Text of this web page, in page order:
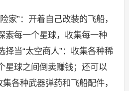
家”：开着自己改装的飞船，
索每一个星球，收集每一种
择当“太空商人”：收集各种稀
星球之间倒卖赚钱；还可以
各种武器弹药和飞船配件，